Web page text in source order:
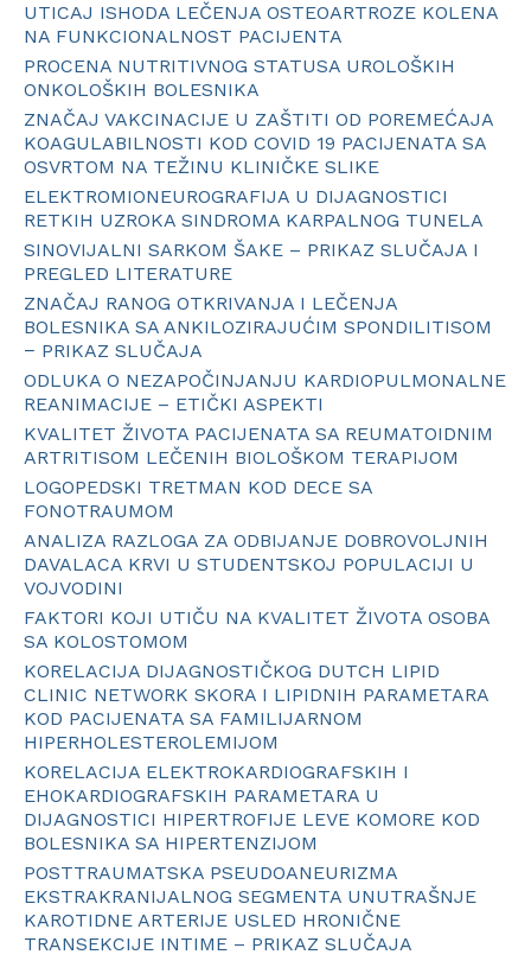
UTICAJ ISHODA LEČENJA OSTEOARTROZE KOLENA
NA FUNKCIONALNOST PACIJENTA
PROCENA NUTRITIVNOG STATUSA UROLOŠKIH
ONKOLOŠKIH BOLESNIKA
ZNAČAJ VAKCINACIJE U ZAŠTITI OD POREMEĆAJA
KOAGULABILNOSTI KOD COVID 19 PACIJENATA SA
OSVRTOM NA TEŽINU KLINIČKE SLIKE
ELEKTROMIONEUROGRAFIJA U DIJAGNOSTICI
RETKIH UZROKA SINDROMA KARPALNOG TUNELA
SINOVIJALNI SARKOM ŠAKE – PRIKAZ SLUČAJA I
PREGLED LITERATURE
ZNAČAJ RANOG OTKRIVANJA I LEČENJA
BOLESNIKA SA ANKILOZIRAJUĆIM SPONDILITISOM
− PRIKAZ SLUČAJA
ODLUKA O NEZAPOČINJANJU KARDIOPULMONALNE
REANIMACIJE – ETIČKI ASPEKTI
KVALITET ŽIVOTA PACIJENATA SA REUMATOIDNIM
ARTRITISOM LEČENIH BIOLOŠKOM TERAPIJOM
LOGOPEDSKI TRETMAN KOD DECE SA
FONOTRAUMOM
ANALIZA RAZLOGA ZA ODBIJANJE DOBROVOLJNIH
DAVALACA KRVI U STUDENTSKOJ POPULACIJI U
VOJVODINI
FAKTORI KOJI UTIČU NA KVALITET ŽIVOTA OSOBA
SA KOLOSTOMOM
KORELACIJA DIJAGNOSTIČKOG DUTCH LIPID
CLINIC NETWORK SKORA I LIPIDNIH PARAMETARA
KOD PACIJENATA SA FAMILIJARNOM
HIPERHOLESTEROLEMIJOM
KORELACIJA ELEKTROKARDIOGRAFSKIH I
EHOKARDIOGRAFSKIH PARAMETARA U
DIJAGNOSTICI HIPERTROFIJE LEVE KOMORE KOD
BOLESNIKA SA HIPERTENZIJOM
POSTTRAUMATSKA PSEUDOANEURIZMA
EKSTRAKRANIJALNOG SEGMENTA UNUTRAŠNJE
KAROTIDNE ARTERIJE USLED HRONIČNE
TRANSEKCIJE INTIME – PRIKAZ SLUČAJA